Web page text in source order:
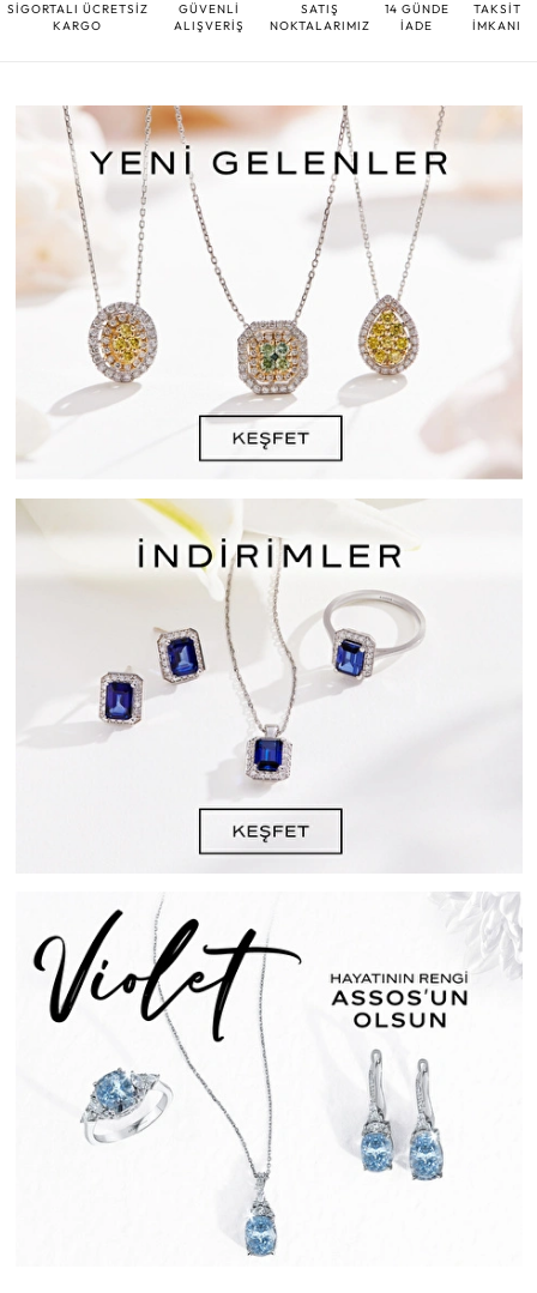
SİGORTALI ÜCRETSİZ
KARGO
GÜVENLİ
ALIŞVERİŞ
SATIŞ
NOKTALARIMIZ
14 GÜNDE
İADE
TAKSİT
İMKANI